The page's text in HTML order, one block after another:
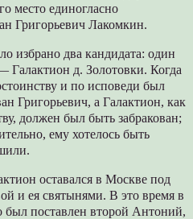
место единогласно
Григорьевич Лакомкин.
избрано два кандидата: один
Галактион д. Золотовки. Когда
и по исповеди был
Григорьевич, а Галактион, как
должен был быть забракован;
ему хотелось быть
оставался в Москве под
и ея святынями. В это время в
был поставлен второй Антоний,